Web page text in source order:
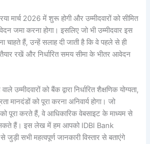
मार्च 2026 में शुरू होगी और उम्मीदवारों को सीमित
जमा करना होगा। इसलिए जो भी उम्मीदवार इस
चाहते हैं, उन्हें सलाह दी जाती है कि वे पहले से ही
रखें और निर्धारित समय सीमा के भीतर आवेदन
उम्मीदवारों को बैंक द्वारा निर्धारित शैक्षणिक योग्यता,
मानदंडों को पूरा करना अनिवार्य होगा। जो
को पूरा करते हैं, वे आधिकारिक वेबसाइट के माध्यम से
हैं। इस लेख में हम आपको IDBI Bank
सभी महत्वपूर्ण जानकारी विस्तार से बताएंगे